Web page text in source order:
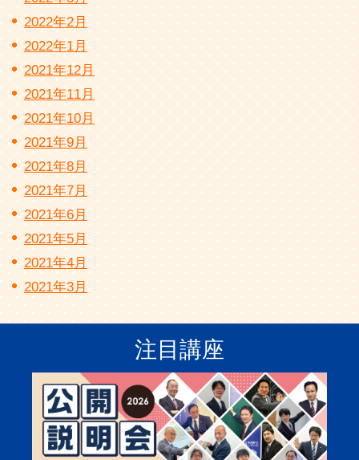
2022年2月
2022年1月
2021年12月
2021年11月
2021年10月
2021年9月
2021年8月
2021年7月
2021年6月
2021年5月
2021年4月
2021年3月
注目講座